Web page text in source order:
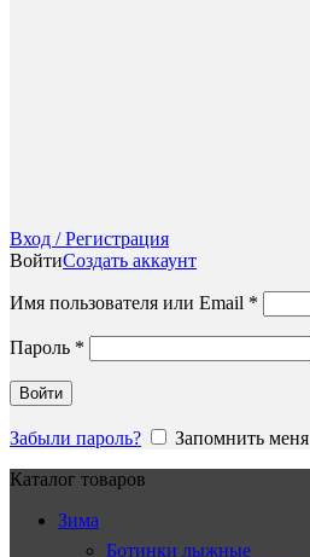
Вход / Регистрация
ВойтиСоздать аккаунт
Имя пользователя или Email *
Пароль *
Войти
Забыли пароль?
Запомнить меня
Каталог товаров
Зима
Ботинки лыжные